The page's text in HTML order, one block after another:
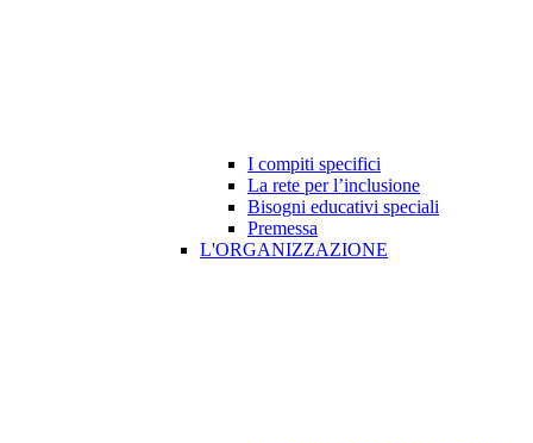
I compiti specifici
La rete per l’inclusione
Bisogni educativi speciali
Premessa
L'ORGANIZZAZIONE